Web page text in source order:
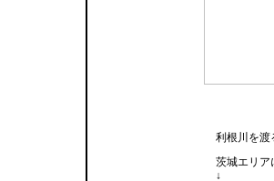
利根川を渡
茨城エリア
↓